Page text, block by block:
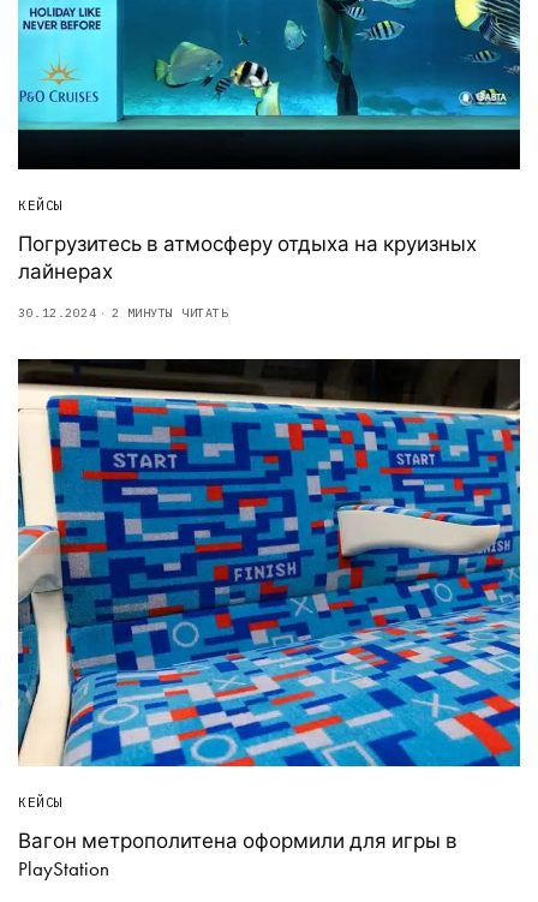
КЕЙСЫ
Погрузитесь в атмосферу отдыха на круизных
лайнерах
30.12.2024 2 МИНУТЫ ЧИТАТЬ
КЕЙСЫ
Вагон метрополитена оформили для игры в
PlayStation